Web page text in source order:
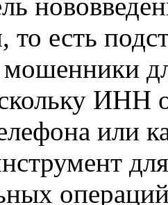
то есть
мошенники
ИНН
или